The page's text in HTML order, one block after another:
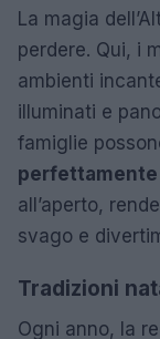
La magia
perdere. Qui, i
ambienti
illuminati e
famiglie
all’aperto,
svago e
Tradizioni
Ogni anno, la